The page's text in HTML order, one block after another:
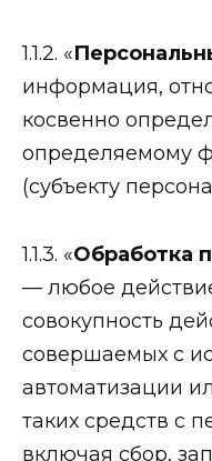
1.1.2. «
информация,
косвенно
определяемому
(субъекту
1.1.3. «Обработка
— любое
совокупность
совершаемых с
автоматизации
таких средств с
включая сбор,